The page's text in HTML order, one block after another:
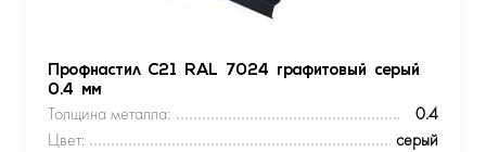
Профнастил С21 RAL 7024 графитовый серый
0.4 мм
Толщина металла:
0.4
Цвет:
серый